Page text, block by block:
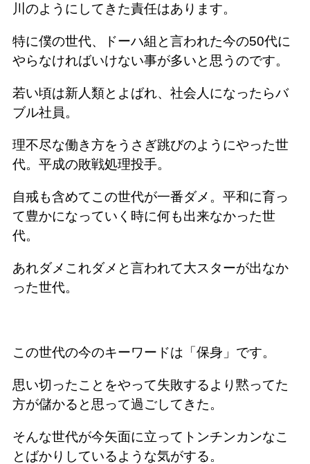
川のようにしてきた責任はあります。
特に僕の世代、ドーハ組と言われた今の50代に
やらなければいけない事が多いと思うのです。
若い頃は新人類とよばれ、社会人になったらバ
ブル社員。
理不尽な働き方をうさぎ跳びのようにやった世
代。平成の敗戦処理投手。
自戒も含めてこの世代が一番ダメ。平和に育っ
て豊かになっていく時に何も出来なかった世
代。
あれダメこれダメと言われて大スターが出なか
った世代。
この世代の今のキーワードは「保身」です。
思い切ったことをやって失敗するより黙ってた
方が儲かると思って過ごしてきた。
そんな世代が今矢面に立ってトンチンカンなこ
とばかりしているような気がする。